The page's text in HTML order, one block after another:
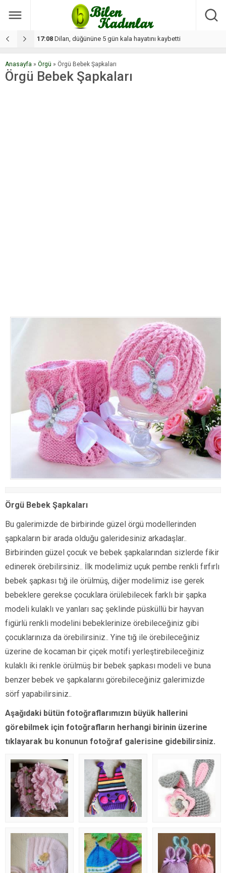
17:08 Dilan, düğününe 5 gün kala hayatını kaybetti
Anasayfa » Örgü » Örgü Bebek Şapkaları
Örgü Bebek Şapkaları
Örgü Bebek Şapkaları
Bu galerimizde de birbirinde güzel örgü modellerinden
şapkaların bir arada olduğu galeridesiniz arkadaşlar..
Birbirinden güzel çocuk ve bebek şapkalarından sizlerde fikir
edinerek örebilirsiniz.. İlk modelimiz uçuk pembe renkli fırfırlı
bebek şapkası tığ ile örülmüş, diğer modelimiz ise gerek
bebeklere gerekse çocuklara örülebilecek farklı bir şapka
modeli kulaklı ve yanları saç şeklinde püsküllü bir hayvan
figürlü renkli modelini bebeklerinize örebileceğiniz gibi
çocuklarınıza da örebilirsiniz.. Yine tığ ile örebileceğiniz
üzerine de kocaman bir çiçek motifi yerleştirebileceğiniz
kulaklı iki renkle örülmüş bir bebek şapkası modeli ve buna
benzer bebek ve şapkalarını görebileceğiniz galerimizde
sörf yapabilirsiniz..
Aşağıdaki bütün fotoğraflarımızın büyük hallerini
görebilmek için fotoğrafların herhangi birinin üzerine
tıklayarak bu konunun fotoğraf galerisine gidebilirsiniz.